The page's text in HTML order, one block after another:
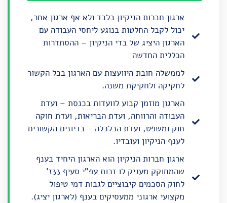
ארגון חברות הניקיון בלבד ולא אף ארגון אחר,
יכול לקבל החלטות בנוגע ליחסי העבודה עם
הארגון היציג של בדי הניקיון – ההסתדרות
הכללית החדשה
לממשלה חובת היוועצות עם הארגון בכל הקשור
לחקיקה ולחקיקת משנה.
הארגון מוזמן קבוע לוועדות בכנסת – ועדת
העבודה והרווחה, ועדת הבריאות, ועדת חוקה
חוק ומשפט, ועדת הכלכלה - בדיונים הקשורים
לענף הניקיון ועובדיו.
ארגון חברות הניקיון הוא הארגון היחיד בענף
שהמחוקק מעניק לו זכות עפ"י סעיף 33ז'
לחוק הסכמים קיבוציים לגבות דמי טיפול
מקצועי ארגוני ממעסיקים בענף (לארגון יציג).